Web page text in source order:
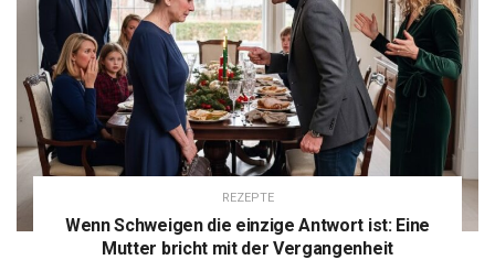
REZEPTE
Wenn Schweigen die einzige Antwort ist: Eine
Mutter bricht mit der Vergangenheit